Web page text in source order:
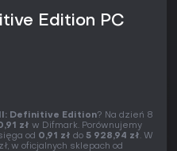
Edition PC
Definitive Edition? Na dzień 8
zł w Difmark. Porównujemy
od 0,91 zł do 5 928,94 zł. W
w oficjalnych sklepach od